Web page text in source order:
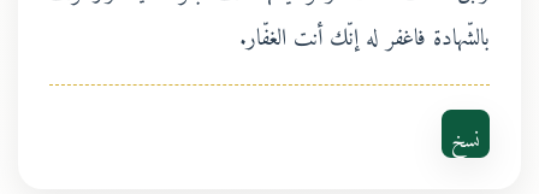
بالشّهادة فاغفر له إنّك أنت الغفّار.
نسخ